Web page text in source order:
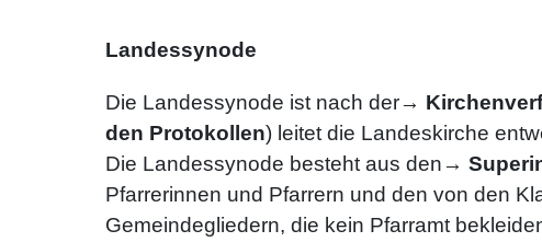
Landessynode
Die Landessynode ist nach der→
den Protokollen) leitet die Landeskirche
Die Landessynode besteht aus den→
Pfarrerinnen und Pfarrern und den von den
Gemeindegliedern, die kein Pfarramt